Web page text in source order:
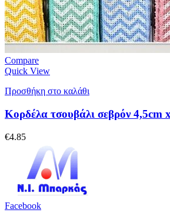
Compare
Quick View
Προσθήκη στο καλάθι
Κορδέλα τσουβάλι σεβρόν 4,5cm
€4.85
Facebook